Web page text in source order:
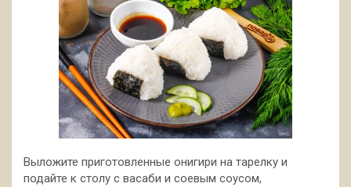
Выложите приготовленные онигири на тарелку и
подайте к столу с васаби и соевым соусом,